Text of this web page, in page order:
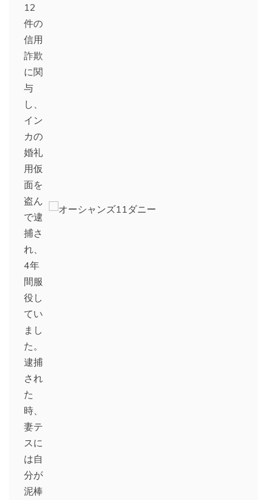
12
件の
信用
詐欺
に関
与
し、
イン
カの
婚礼
用仮
面を
盗ん
で逮
捕さ
れ、
4年
間服
役し
てい
まし
た。
逮捕
され
た
時、
妻テ
スに
は自
分が
泥棒